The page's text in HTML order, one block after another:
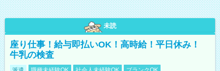
未読
座り仕事！給与即払いOK！高時給！平日休み！
牛乳の検査